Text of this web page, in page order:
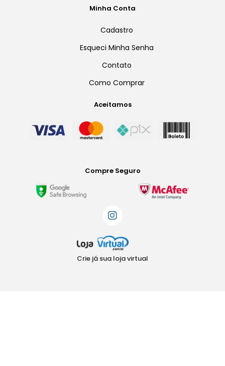
Minha Conta
Cadastro
Esqueci Minha Senha
Contato
Como Comprar
Aceitamos
Compre Seguro
Crie já sua loja virtual